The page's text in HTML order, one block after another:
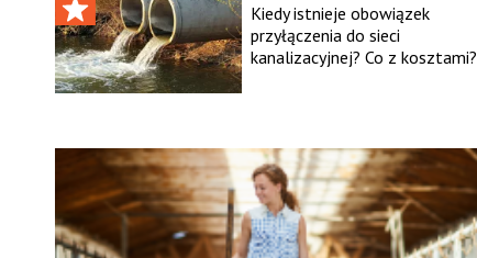
Kiedy istnieje obowiązek
przyłączenia do sieci
kanalizacyjnej? Co z kosztami?